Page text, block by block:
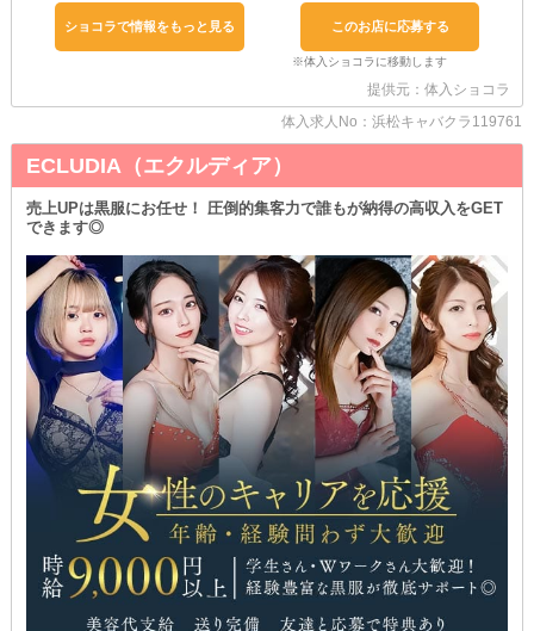
・大学があるから終電まで etc.
あなたに合った、あなただけの働き方で勤務できます◎
だから出勤日もお休みの日も自由自在。
プライベートを優先しながら、目標金額を稼げるように全力でサポ
ートいたします！
また“売上作り”をお店から強制することはありません。
キャストの負担になるノルマがないため、ご自身のペースで【セラ
ー】でのお仕事をお楽しみいただけます！
ストレスとは無縁の夜職になることでしょう♪
ショコラで情報をもっと見る このお店に応募する
提供元：体入ショコラ
体入求人No：浜松キャバクラ119761
ECLUDIA（エクルディア）
売上UPは黒服にお任せ！ 圧倒的集客力で誰もが納得の高収入をGET
できます◎